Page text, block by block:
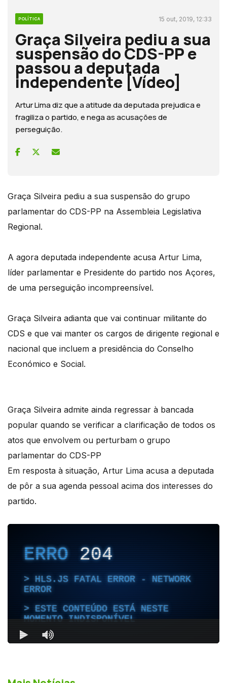
POLÍTICA 15 out, 2019, 12:33
Graça Silveira pediu a sua
suspensão do CDS-PP e
passou a deputada
independente [Vídeo]
Artur Lima diz que a atitude da deputada prejudica e
fragiliza o partido, e nega as acusações de
perseguição.
Graça Silveira pediu a sua suspensão do grupo
parlamentar do CDS-PP na Assembleia Legislativa
Regional.
A agora deputada independente acusa Artur Lima,
líder parlamentar e Presidente do partido nos Açores,
de uma perseguição incompreensível.
Graça Silveira adianta que vai continuar militante do
CDS e que vai manter os cargos de dirigente regional e
nacional que incluem a presidência do Conselho
Económico e Social.
Graça Silveira admite ainda regressar à bancada
popular quando se verificar a clarificação de todos os
atos que envolvem ou perturbam o grupo
parlamentar do CDS-PP
Em resposta à situação, Artur Lima acusa a deputada
de pôr a sua agenda pessoal acima dos interesses do
partido.